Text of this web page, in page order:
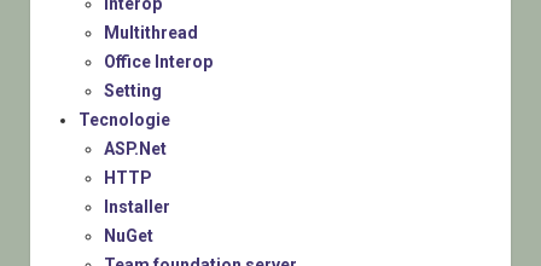
Multithread
Office Interop
Setting
Tecnologie
ASP.Net
HTTP
Installer
NuGet